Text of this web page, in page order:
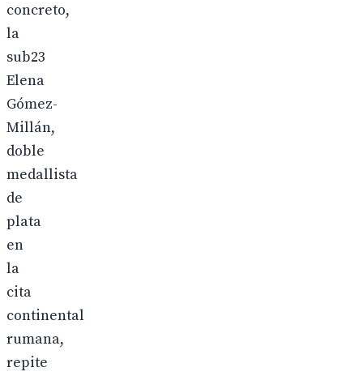
concreto,
la
sub23
Elena
Gómez-
Millán,
doble
medallista
de
plata
en
la
cita
continental
rumana,
repite